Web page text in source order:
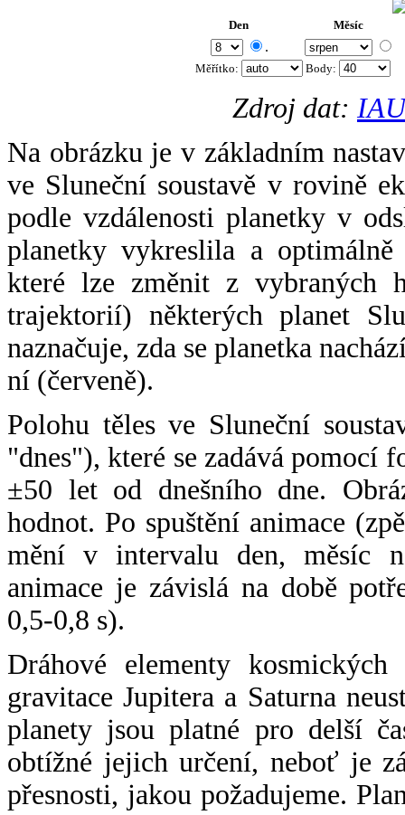
Den Měsíc
.
Měřítko: Body:
Zdroj dat:
Na obrázku je v základním
ve Sluneční soustavě v rovině
podle vzdálenosti planetky v
planetky vykreslila a
které lze změnit z vybraných
trajektorií) některých planet
naznačuje, zda se planetka
ní (červeně).
Polohu těles ve Sluneční
"dnes"), které se zadává pomocí
±50 let od dnešního dne.
hodnot. Po spuštění animace
mění v intervalu den, měsíc
animace je závislá na době
0,5-0,8 s).
Dráhové elementy
gravitace Jupitera a Saturna
planety jsou platné pro delší
obtížné jejich určení, neboť je
přesnosti, jakou požadujeme.